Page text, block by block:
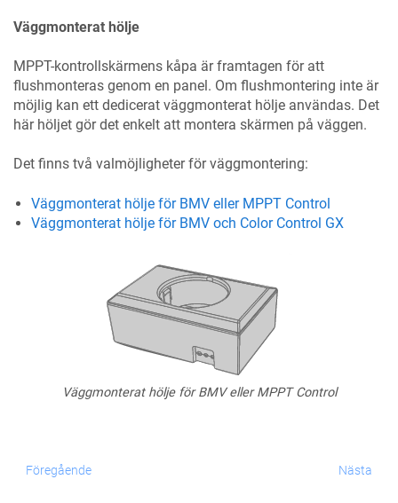
Väggmonterat hölje
MPPT-kontrollskärmens kåpa är framtagen för att
flushmonteras genom en panel. Om flushmontering inte är
möjlig kan ett dedicerat väggmonterat hölje användas. Det
här höljet gör det enkelt att montera skärmen på väggen.
Det finns två valmöjligheter för väggmontering:
Väggmonterat hölje för BMV eller MPPT Control
Väggmonterat hölje för BMV och Color Control GX
Väggmonterat hölje för BMV eller MPPT Control
Föregående Nästa